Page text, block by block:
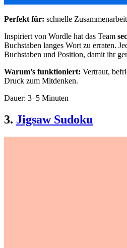
Perfekt für: schnelle
Inspiriert von Wordle hat das Team
Buchstaben langes Wort zu erraten.
Buchstaben und Position, damit ihr
Warum’s funktioniert: Vertraut,
Druck zum Mitdenken.
Dauer: 3–5 Minuten
3. Jigsaw Sudoku